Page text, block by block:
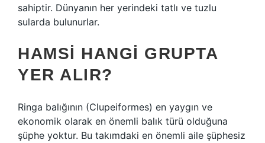
sahiptir. Dünyanın her yerindeki tatlı ve tuzlu
sularda bulunurlar.
HAMSI HANGI GRUPTA
YER ALIR?
Ringa balığının (Clupeiformes) en yaygın ve
ekonomik olarak en önemli balık türü olduğuna
şüphe yoktur. Bu takımdaki en önemli aile şüphesiz